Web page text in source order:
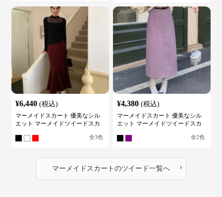
¥6,440 (税込)
マーメイドスカート 優美なシル
エット マーメイドツイードスカ
全3色
¥4,380 (税込)
マーメイドスカート 優美なシル
エット マーメイドツイードスカ
全2色
マーメイドスカート のツイード一覧へ ›